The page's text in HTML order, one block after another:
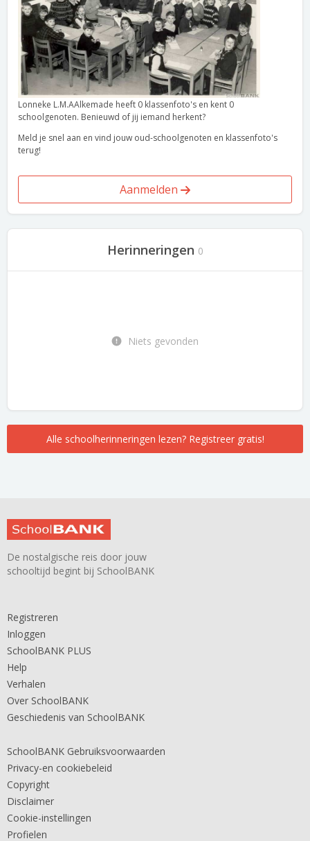
Lonneke L.M.AAlkemade heeft 0 klassenfoto's en kent 0
schoolgenoten. Benieuwd of jij iemand herkent?
Meld je snel aan en vind jouw oud-schoolgenoten en klassenfoto's
terug!
Aanmelden
Herinneringen 0
Niets gevonden
Alle schoolherinneringen lezen? Registreer gratis!
De nostalgische reis door jouw
schooltijd begint bij SchoolBANK
Registreren
Inloggen
SchoolBANK PLUS
Help
Verhalen
Over SchoolBANK
Geschiedenis van SchoolBANK
SchoolBANK Gebruiksvoorwaarden
Privacy-en cookiebeleid
Copyright
Disclaimer
Cookie-instellingen
Profielen